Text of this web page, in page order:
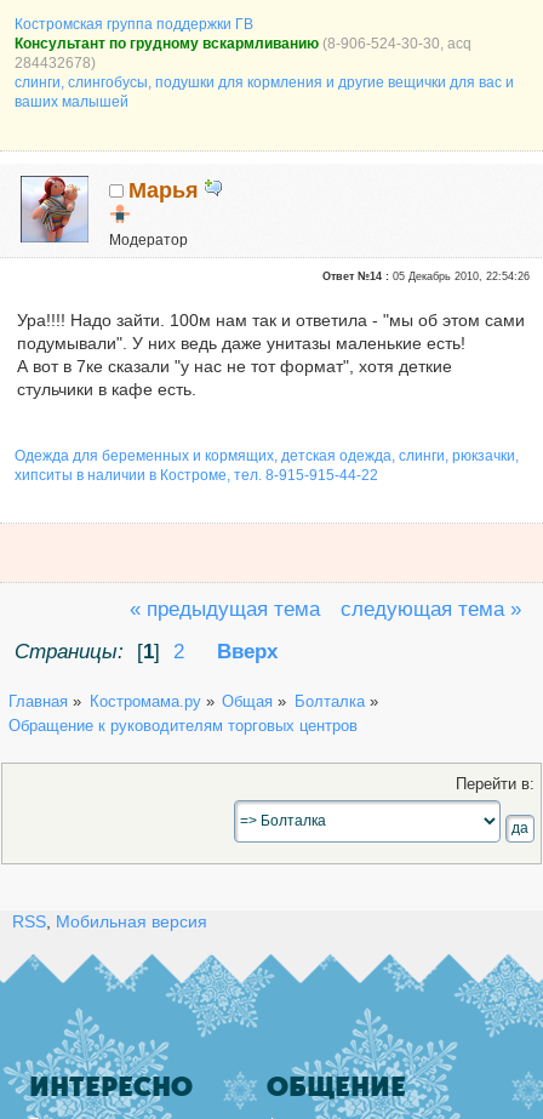
Костромская группа поддержки ГВ
Консультант по грудному вскармливанию (8-906-524-30-30, acq
284432678)
слинги, слингобусы, подушки для кормления и другие вещички для вас и
ваших малышей
Марья
Модератор
Репутация:4
Ответ №14 :05 Декабрь 2010, 22:54:26
Ура!!!! Надо зайти. 100м нам так и ответила - "мы об этом сами
подумывали". У них ведь даже унитазы маленькие есть!
А вот в 7ке сказали "у нас не тот формат", хотя деткие
стульчики в кафе есть.
Одежда для беременных и кормящих, детская одежда, слинги, рюкзачки,
хипситы в наличии в Костроме, тел. 8-915-915-44-22
« предыдущая тема
следующая тема »
Страницы:
[1] 2 Вверх
Главная » Костромама.ру» Общая » Болталка»
Обращение к руководителям торговых центров
Перейти в:
RSS Мобильная версия
ИНТЕРЕСНО ОБЩЕНИЕ